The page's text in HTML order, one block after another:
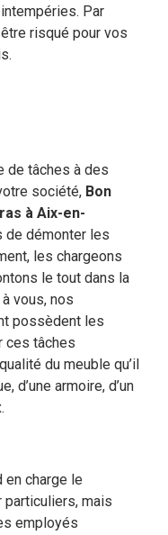
Par
risqué pour vos
de tâches à des
société, Bon
à Aix-en-
de démonter les
les chargeons
le tout dans la
vous, nos
possèdent les
ces tâches
du meuble qu’il
d’une armoire, d’un
en charge le
particuliers, mais
employés